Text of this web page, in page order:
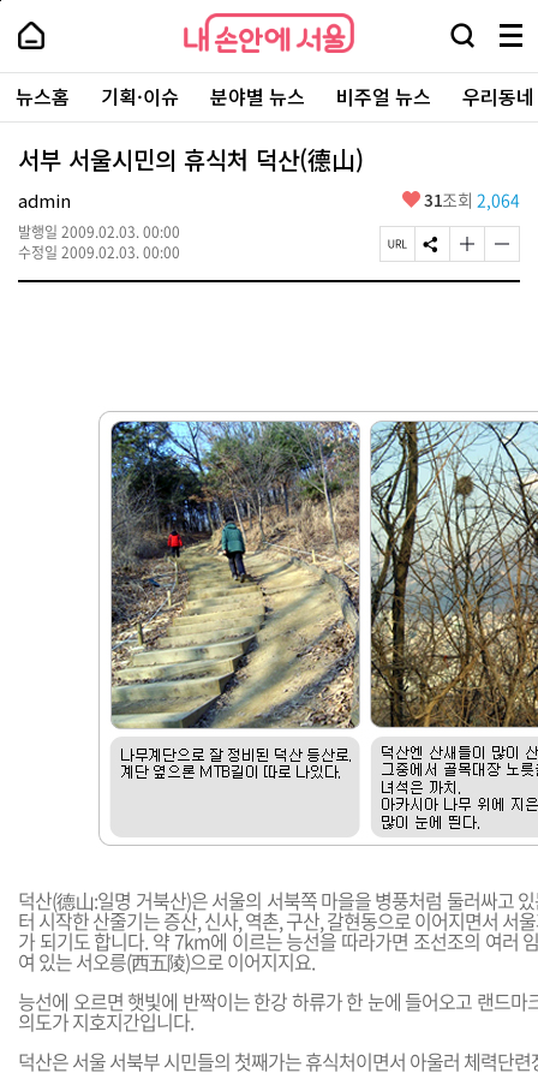
본
로
가
내
손
안
에
서
울
-
서
울
시
대
표
소
내
손
에
울
검
창
열
기
메
뉴
전
체
보
주
요
서
뉴스홈 기획·이슈 분야별 뉴스 비주얼 뉴스 우리동
서부 서울시민의 휴식처 덕산(德山)
admin
발행일 2009.02.03. 00:00
수정일 2009.02.03. 00:00
좋
요
31조회 2,064
페
이
S
N
글
자
하
기
글
자
하
기
덕산(德山:일명 거북산)은 서울의 서북쪽 마을을 병풍처럼 둘러싸고
터 시작한 산줄기는 증산, 신사, 역촌, 구산, 갈현동으로 이어지면서 서
가 되기도 합니다. 약 7km에 이르는 능선을 따라가면 조선조의 여러
여 있는 서오릉(西五陵)으로 이어지지요.
능선에 오르면 햇빛에 반짝이는 한강 하류가 한 눈에 들어오고 랜드마
의도가 지호지간입니다.
덕산은 서울 서북부 시민들의 첫째가는 휴식처이면서 아울러 체력단
페
상
단
로